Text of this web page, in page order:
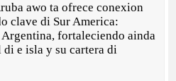
awo ta ofrece conexion
clave di Sur America:
fortaleciendo ainda
di e isla y su cartera di